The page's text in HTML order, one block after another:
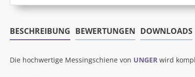
BESCHREIBUNG BEWERTUNGEN DOWNLOADS
Die hochwertige Messingschiene von UNGER wird